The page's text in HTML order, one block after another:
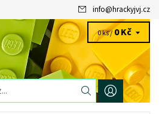
info@hrackyjvj.cz
0 ks /0 Kč